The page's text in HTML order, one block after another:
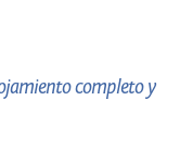
completo y